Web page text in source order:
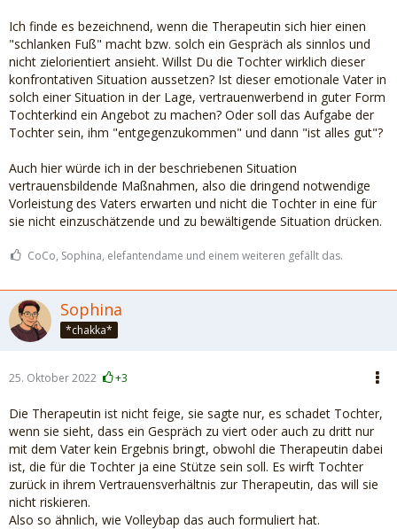
Ich finde es bezeichnend, wenn die Therapeutin sich hier einen
"schlanken Fuß" macht bzw. solch ein Gespräch als sinnlos und
nicht zielorientiert ansieht. Willst Du die Tochter wirklich dieser
konfrontativen Situation aussetzen? Ist dieser emotionale Vater in
solch einer Situation in der Lage, vertrauenwerbend in guter Form
Tochterkind ein Angebot zu machen? Oder soll das Aufgabe der
Tochter sein, ihm "entgegenzukommen" und dann "ist alles gut"?
Auch hier würde ich in der beschriebenen Situation
vertrauensbildende Maßnahmen, also die dringend notwendige
Vorleistung des Vaters erwarten und nicht die Tochter in eine für
sie nicht einzuschätzende und zu bewältigende Situation drücken.
CoCo, Sophina, elefantendame und einem weiteren gefällt das.
Sophina
*chakka*
25. Oktober 2022 +3
Die Therapeutin ist nicht feige, sie sagte nur, es schadet Tochter,
wenn sie sieht, dass ein Gespräch zu viert oder auch zu dritt nur
mit dem Vater kein Ergebnis bringt, obwohl die Therapeutin dabei
ist, die für die Tochter ja eine Stütze sein soll. Es wirft Tochter
zurück in ihrem Vertrauensverhältnis zur Therapeutin, das will sie
nicht riskieren.
Also so ähnlich, wie Volleybap das auch formuliert hat.